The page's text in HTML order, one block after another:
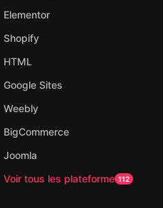
Elementor
Shopify
HTML
Google Sites
Weebly
BigCommerce
Joomla
Voir tous les plateforme 112